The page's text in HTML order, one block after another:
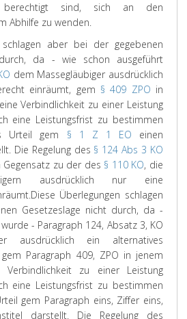
berechtigt sind, sich an den
Abhilfe zu wenden.
schlagen aber bei der gegebenen
da - wie schon ausgeführt
dem Massegläubiger ausdrücklich
einräumt, gem § 409 ZPO in
Verbindlichkeit zu einer Leistung
eine Leistungsfrist zu bestimmen
Urteil gem § 1 Z 1 EO einen
Die Regelung des § 124 Abs 3 KO
zu der des § 110 KO, die
ausdrücklich nur eine
Diese Überlegungen schlagen
Gesetzeslage nicht durch, da -
- Paragraph 124, Absatz 3, KO
ausdrücklich ein alternatives
Paragraph 409, ZPO in jenem
zu einer Leistung
eine Leistungsfrist zu bestimmen
gem Paragraph eins, Ziffer eins,
darstellt. Die Regelung des